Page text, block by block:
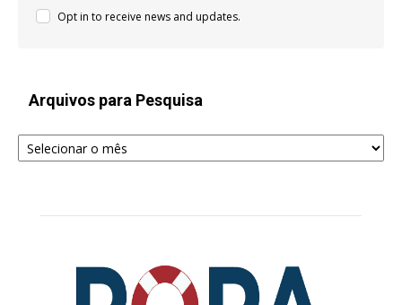
Opt in to receive news and updates.
Arquivos para Pesquisa
Arquivos
para